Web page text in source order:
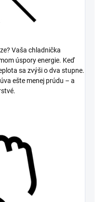
Vaša chladnička
úspory energie. Keď
sa zvýši o dva stupne.
ešte menej prúdu – a